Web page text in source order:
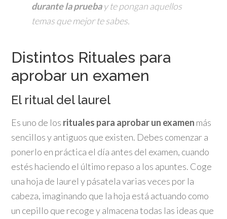
durante la pruebay te pongan aquellos
temas que mejor te sabes.
Distintos Rituales para
aprobar un examen
El ritual del laurel
Es uno de los rituales para aprobar un examen más
sencillos y antiguos que existen. Debes comenzar a
ponerlo en práctica el día antes del examen, cuando
estés haciendo el último repaso a los apuntes. Coge
una hoja de laurel y pásatela varias veces por la
cabeza, imaginando que la hoja está actuando como
un cepillo que recoge y almacena todas las ideas que